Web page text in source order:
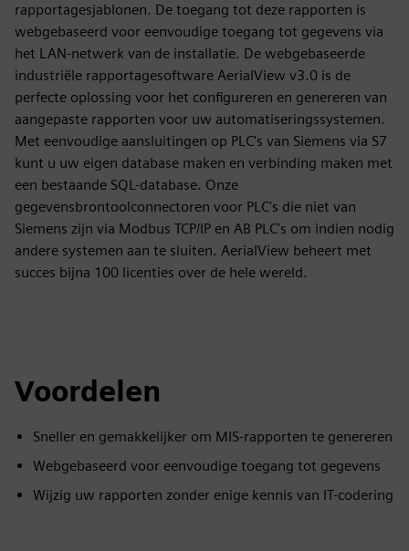
rapportagesjablonen. De toegang tot deze rapporten is
webgebaseerd voor eenvoudige toegang tot gegevens via
het LAN-netwerk van de installatie. De webgebaseerde
industriële rapportagesoftware AerialView v3.0 is de
perfecte oplossing voor het configureren en genereren van
aangepaste rapporten voor uw automatiseringssystemen.
Met eenvoudige aansluitingen op PLC's van Siemens via S7
kunt u uw eigen database maken en verbinding maken met
een bestaande SQL-database. Onze
gegevensbrontoolconnectoren voor PLC's die niet van
Siemens zijn via Modbus TCP/IP en AB PLC's om indien nodig
andere systemen aan te sluiten. AerialView beheert met
succes bijna 100 licenties over de hele wereld.
Voordelen
Sneller en gemakkelijker om MIS-rapporten te genereren
Webgebaseerd voor eenvoudige toegang tot gegevens
Wijzig uw rapporten zonder enige kennis van IT-codering